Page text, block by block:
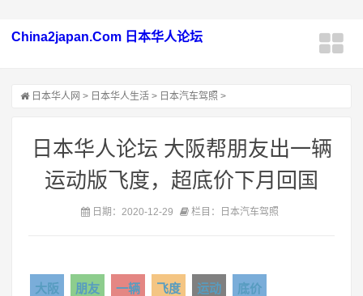
China2japan.Com 日本华人论坛
日本华人网 > 日本华人生活 > 日本汽车驾照 >
日本华人论坛 大阪帮朋友出一辆
运动版飞度，超底价下月回国
日期：2020-12-29 栏目：日本汽车驾照
大阪 朋友 一辆 飞度 运动
底价